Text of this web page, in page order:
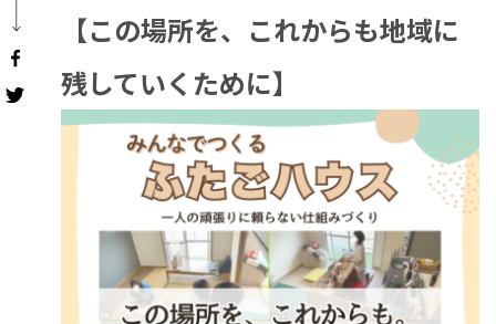
【この場所を、これからも地域に
残していくために】